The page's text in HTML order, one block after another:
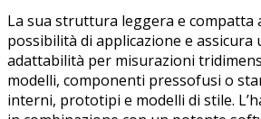
La sua struttura leggera e compatta
possibilità di applicazione e assicura
adattabilità per misurazioni
modelli, componenti pressofusi o
interni, prototipi e modelli di stile.